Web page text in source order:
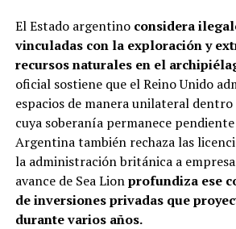
El Estado argentino considera
vinculadas con la exploración y
recursos naturales en el
oficial sostiene que el Reino Unido
espacios de manera unilateral
cuya soberanía permanece
Argentina también rechaza las
la administración británica a
avance de Sea Lionprofundiza ese
de inversiones privadas que
durante varios años.